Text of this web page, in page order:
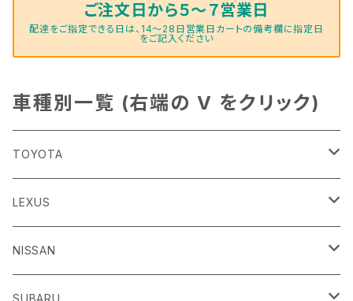
ご注文日から５～７営業日
配達をご指定できる日は、14～28日営業日カートの備考欄に指定日
をご記入ください
車種別一覧 (右端の V をクリック)
TOYOTA
86
H24/4～R3/8 ZN6
GR86
R3/10～ ZN8
ｂＢ
LEXUS
ＣＴ
H23/1～R4/11
ＥＳ
NISSAN
ＡＤ